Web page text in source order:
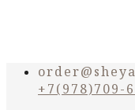
+7(978)709-